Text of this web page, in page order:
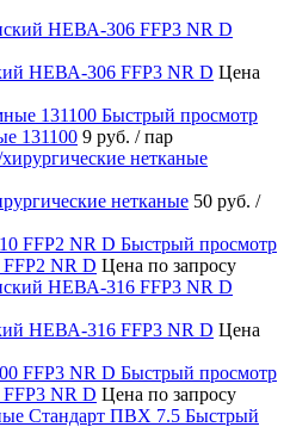
НЕВА-306 FFP3 NR D Цена
Быстрый просмотр
131100 9 руб. / пар
нетканые 50 руб. /
Быстрый просмотр
NR D Цена по запросу
НЕВА-316 FFP3 NR D Цена
Быстрый просмотр
NR D Цена по запросу
Быстрый